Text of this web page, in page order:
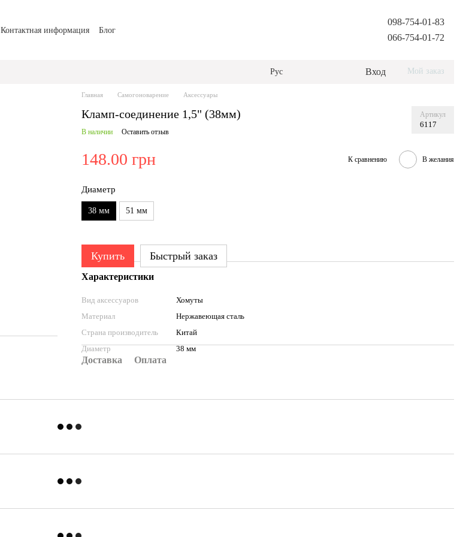
Контактная информация Блог
098-754-01-83
066-754-01-72
Рус Вход Мой заказ
Главная Самогоноварение Аксессуары
Кламп-соединение 1,5" (38мм) Артикул
6117
В наличии Оставить отзыв
148.00 грн К сравнению В желания
Диаметр
38 мм 51 мм
Купить Быстрый заказ
Характеристики
Вид аксессуаров
Хомуты
Материал
Нержавеющая сталь
Страна производитель
Китай
Диаметр
38 мм
Доставка Оплата